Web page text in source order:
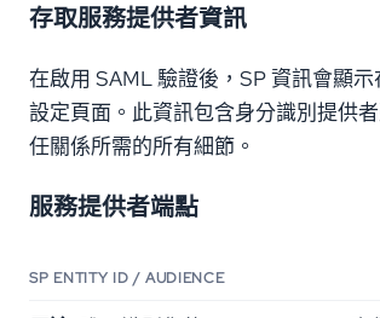
存取服務提供者資訊
在啟用 SAML 驗證後，SP 資訊會顯
設定頁面。此資訊包含身分識別提供
任關係所需的所有細節。
服務提供者端點
SP ENTITY ID / AUDIENCE